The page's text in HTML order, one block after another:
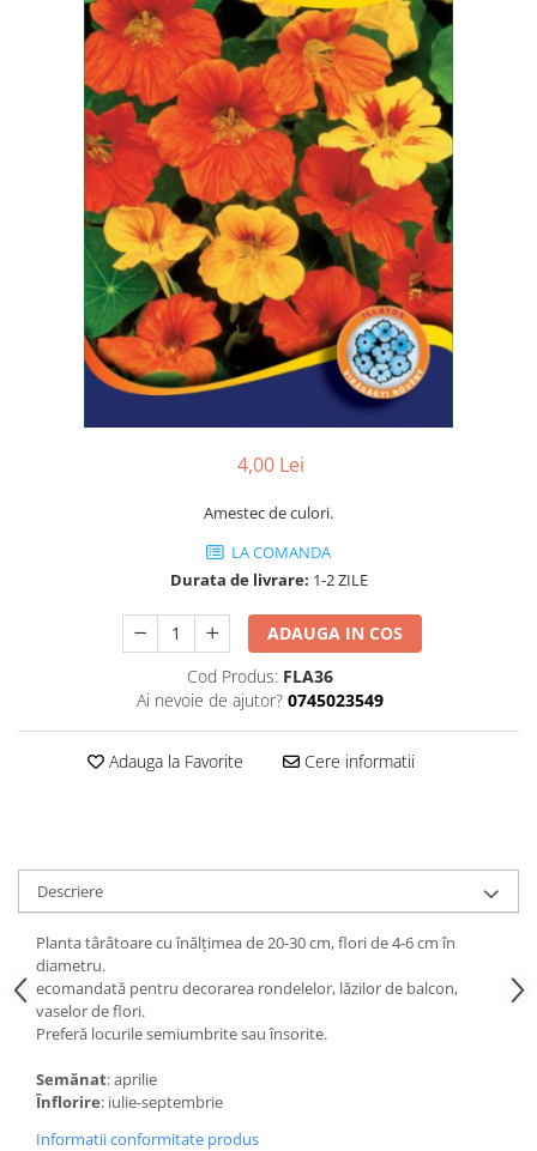
4,00 Lei
Amestec de culori.
LA COMANDA
Durata de livrare: 1-2 ZILE
ADAUGA IN COS
Cod Produs: FLA36
Ai nevoie de ajutor? 0745023549
Adauga la Favorite Cere informatii
Descriere
Planta târâtoare cu înălţimea de 20-30 cm, flori de 4-6 cm în
diametru.
ecomandată pentru decorarea rondelelor, lăzilor de balcon,
vaselor de flori.
Preferă locurile semiumbrite sau însorite.
Semănat: aprilie
Înflorire: iulie-septembrie
Informatii conformitate produs